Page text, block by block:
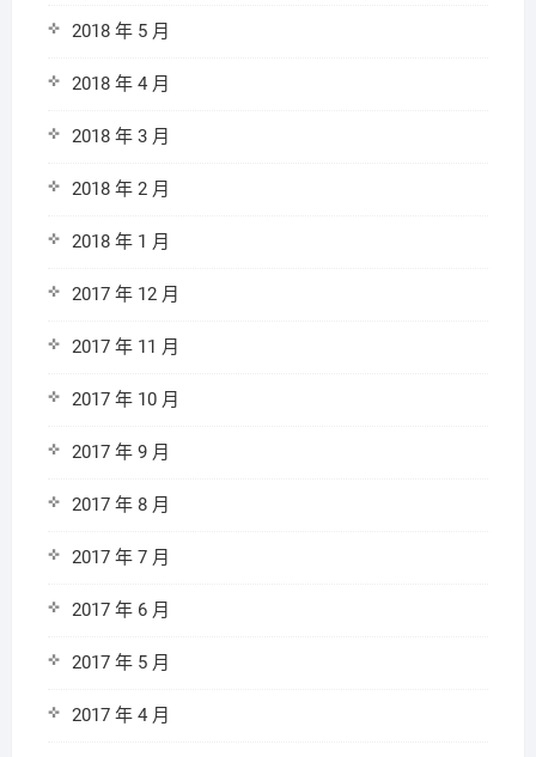
2018 年 5 月
2018 年 4 月
2018 年 3 月
2018 年 2 月
2018 年 1 月
2017 年 12 月
2017 年 11 月
2017 年 10 月
2017 年 9 月
2017 年 8 月
2017 年 7 月
2017 年 6 月
2017 年 5 月
2017 年 4 月